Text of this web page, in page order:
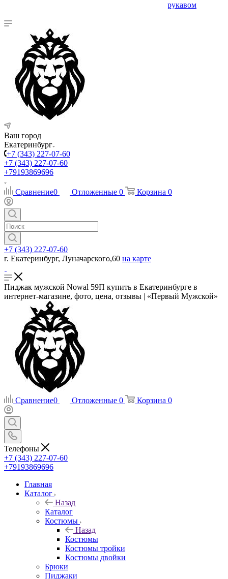
рукавом
Ваш город
Екатеринбург
+7 (343) 227-07-60
+7 (343) 227-07-60
+79193869696
Сравнение0 Отложенные 0 Корзина 0
+7 (343) 227-07-60
г. Екатеринбург, Луначарского,60 на карте
Пиджак мужской Nowal 59П купить в Екатеринбурге в
интернет-магазине, фото, цена, отзывы | «Первый Мужской»
Сравнение0 Отложенные 0 Корзина 0
Телефоны
+7 (343) 227-07-60
+79193869696
Главная
Каталог
Назад
Каталог
Костюмы
Назад
Костюмы
Костюмы тройки
Костюмы двойки
Брюки
Пиджаки